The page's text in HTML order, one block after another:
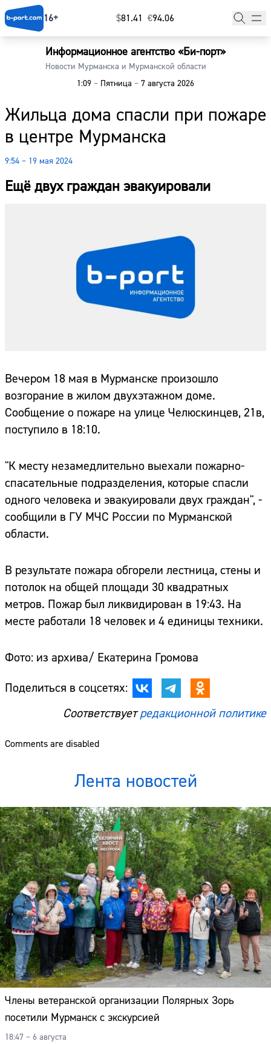
16+ $⁠81.41 €⁠94.06
Информационное агентство «Би-порт»
Новости Мурманска и Мурманской области
1:09 – Пятница – 7 августа 2026
Жильца дома спасли при пожаре
в центре Мурманска
9:54 – 19 мая 2024
Ещё двух граждан эвакуировали
Вечером 18 мая в Мурманске произошло
возгорание в жилом двухэтажном доме.
Сообщение о пожаре на улице Челюскинцев, 21в,
поступило в 18:10.
"К месту незамедлительно выехали пожарно-
спасательные подразделения, которые спасли
одного человека и эвакуировали двух граждан", -
сообщили в ГУ МЧС России по Мурманской
области.
В результате пожара обгорели лестница, стены и
потолок на общей площади 30 квадратных
метров. Пожар был ликвидирован в 19:43. На
месте работали 18 человек и 4 единицы техники.
Фото: из архива/ Екатерина Громова
Поделиться в соцсетях:
Соответствуетредакционной политике
Comments are disabled
Лента новостей
Члены ветеранской организации Полярных Зорь
посетили Мурманск с экскурсией
18:47 – 6 августа
Главная
Наши гости
Фоторепортажи
Погода